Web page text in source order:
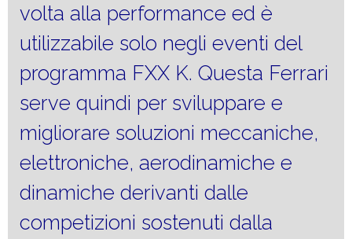
volta alla performance ed è
utilizzabile solo negli eventi del
programma FXX K. Questa Ferrari
serve quindi per sviluppare e
migliorare soluzioni meccaniche,
elettroniche, aerodinamiche e
dinamiche derivanti dalle
competizioni sostenuti dalla